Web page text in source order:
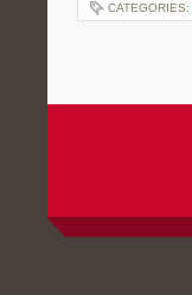
CATEGORIES: